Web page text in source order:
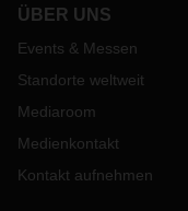
ÜBER UNS
Events & Messen
Standorte weltweit
Mediaroom
Medienkontakt
Kontakt aufnehmen